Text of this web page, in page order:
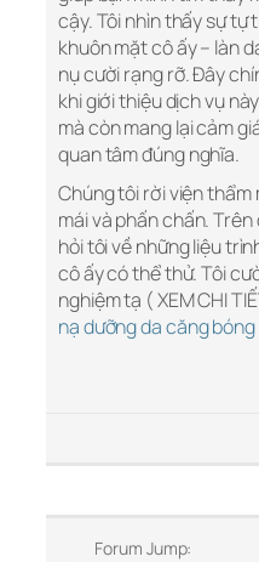
cậy. Tôi nhìn thấy sự tự
khuôn mặt cô ấy – làn
nụ cười rạng rỡ. Đây
khi giới thiệu dịch vụ
mà còn mang lại cảm
quan tâm đúng nghĩa.
Chúng tôi rời viện
mái và phấn chấn.
hỏi tôi về những liệu
cô ấy có thể thử. Tôi
nghiệm tạ ( XEM CHI
nạ dưỡng da căng bóng
Forum Jump: